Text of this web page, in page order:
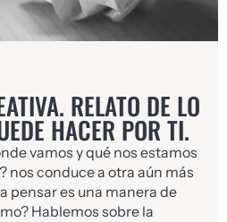
RELATO DE LO
HACER POR TI.
vamos y qué nos estamos
nos conduce a otra aún más
pensar es una manera de
Hablemos sobre la